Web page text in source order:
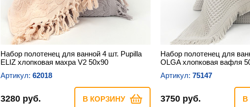
Набор полотенец для ванной 4 шт. Pupilla
ELIZ хлопковая махра V2 50х90
Артикул: 62018
3280 руб. В КОРЗИНУ
Набор полотенец для
OLGA хлопковая вафля
Артикул: 75147
3750 руб. В